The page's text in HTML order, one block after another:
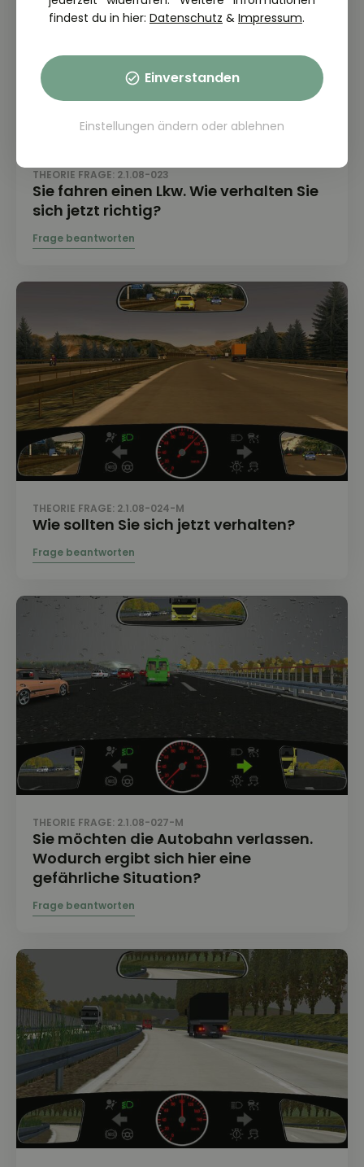
THEORIE FRAGE: 2.1.08-023
Sie fahren einen Lkw. Wie verhalten Sie
sich jetzt richtig?
THEORIE FRAGE: 2.1.08-024-M
Wie sollten Sie sich jetzt verhalten?
THEORIE FRAGE: 2.1.08-027-M
Sie möchten die Autobahn verlassen.
Wodurch ergibt sich hier eine
gefährliche Situation?
findest du in hier: Datenschutz & Impressum.
Einverstanden
Einstellungen ändern oder ablehnen